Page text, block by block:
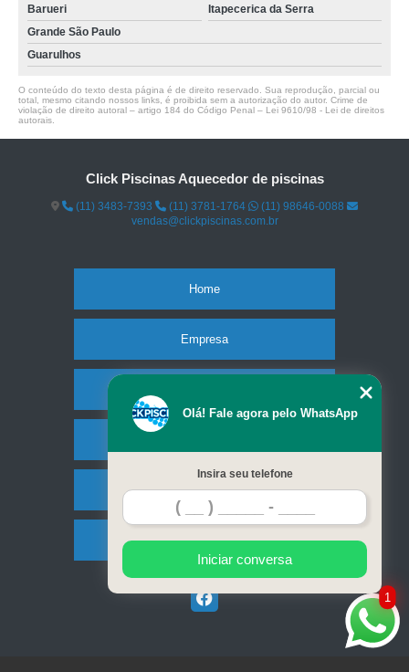
Barueri
Itapecerica da Serra
Grande São Paulo
Guarulhos
O conteúdo do texto desta página é de direito reservado. Sua reprodução, parcial ou
total, mesmo citando nossos links, é proibida sem a autorização do autor. Crime de
violação de direito autoral – artigo 184 do Código Penal – Lei 9610/98 - Lei de direitos
autorais
Click Piscinas Aquecedor de piscinas
(11) 3483-7393 (11) 3781-1764
(11) 98646-0088
vendas@clickpiscinas.com.br
Home
Empresa
Contato
Mapa do site
1
Olá! Fale agora pelo WhatsApp
Insira seu telefone
Iniciar conversa